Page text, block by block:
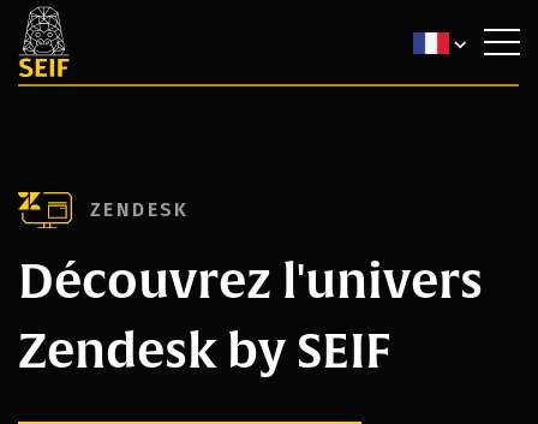
ZENDESK
Découvrez l'univers
Zendesk by SEIF